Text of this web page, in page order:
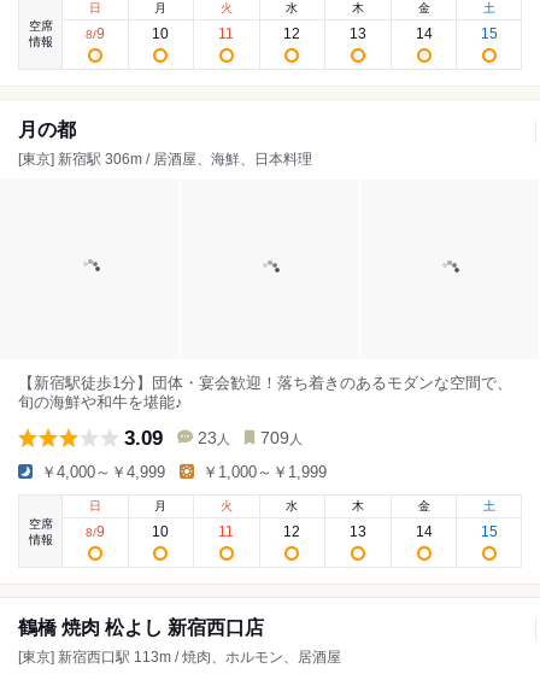
空席
情報
日
8/9
月
10
火
11
水
12
木
13
金
14
土
15
月の都
[東京] 新宿駅 306m / 居酒屋、海鮮、日本料理
【新宿駅徒歩1分】団体・宴会歓迎！落ち着きのあるモダンな空間で、
旬の海鮮や和牛を堪能♪
3.09 23 人 709 人
￥4,000～￥4,999 ￥1,000～￥1,999
空席
情報
日
8/9
月
10
火
11
水
12
木
13
金
14
土
15
鶴橋 焼肉 松よし 新宿西口店
[東京] 新宿西口駅 113m / 焼肉、ホルモン、居酒屋